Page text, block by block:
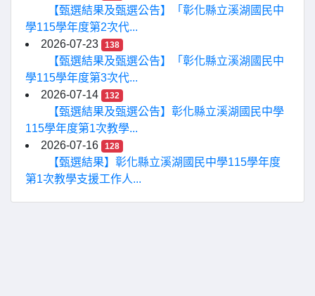
【甄選結果及甄選公告】「彰化縣立溪湖國民中
學115學年度第2次代...
2026-07-23
138
【甄選結果及甄選公告】「彰化縣立溪湖國民中
學115學年度第3次代...
2026-07-14
132
【甄選結果及甄選公告】彰化縣立溪湖國民中學
115學年度第1次教學...
2026-07-16
128
【甄選結果】彰化縣立溪湖國民中學115學年度
第1次教學支援工作人...